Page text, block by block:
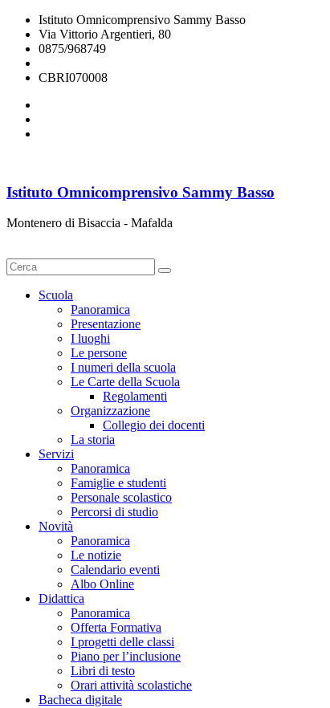
Istituto Omnicomprensivo Sammy Basso
Via Vittorio Argentieri, 80
0875/968749
CBRI070008
Istituto Omnicomprensivo Sammy Basso
Montenero di Bisaccia - Mafalda
Scuola
Panoramica
Presentazione
I luoghi
Le persone
I numeri della scuola
Le Carte della Scuola
Regolamenti
Organizzazione
Collegio dei docenti
La storia
Servizi
Panoramica
Famiglie e studenti
Personale scolastico
Percorsi di studio
Novità
Panoramica
Le notizie
Calendario eventi
Albo Online
Didattica
Panoramica
Offerta Formativa
I progetti delle classi
Piano per l’inclusione
Libri di testo
Orari attività scolastiche
Bacheca digitale